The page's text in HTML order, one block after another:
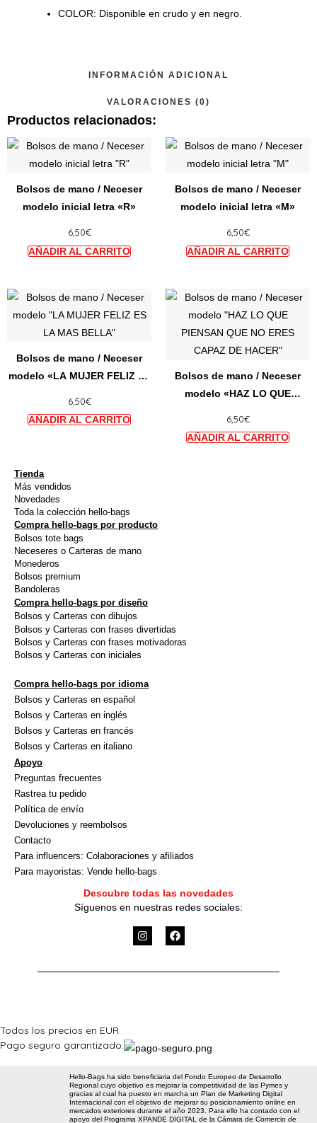
INFORMACIÓN ADICIONAL
VALORACIONES (0)
COLOR: Disponible en crudo y en negro.
Productos relacionados:
Bolsos de mano / Neceser
modelo inicial letra «R»
6,50€
Este
opciones
elegir
en
página
de
Bolsos de mano / Neceser
modelo inicial letra «M»
6,50€
Este
elegir
la
de
Bolsos de mano / Neceser
modelo «LA MUJER FELIZ ES
6,50€
Este
producto
de
Bolsos de mano / Neceser
modelo «HAZ LO QUE
6,50€
Este
tiene
Tienda
Más vendidos
Novedades
Toda la colección hello-bags
Compra hello-bags por producto
Bolsos tote bags
Neceseres o Carteras de mano
Monederos
Bolsos premium
Bandoleras
Compra hello-bags por diseño
Bolsos y Carteras con dibujos
Bolsos y Carteras con frases divertidas
Bolsos y Carteras con frases motivadoras
Bolsos y Carteras con iniciales
Compra hello-bags por idioma
Bolsos y Carteras en español
Bolsos y Carteras en inglés
Bolsos y Carteras en francés
Bolsos y Carteras en italiano
Apoyo
Preguntas frecuentes
Rastrea tu pedido
Política de envío
Devoluciones y reembolsos
Contacto
Para influencers: Colaboraciones y afiliados
Para mayoristas: Vende hello-bags
Descubre todas las novedades
Síguenos en nuestras redes sociales:
I
n
a
F
a
b
Todos los precios en EUR
Pago seguro garantizado:
Hello-Bags ha sido beneficiaria del Fondo Europeo de Desarrollo
Regional cuyo objetivo es mejorar la competitividad de las Pymes y
gracias al cual ha puesto en marcha un Plan de Marketing Digital
Internacional con el objetivo de mejorar su posicionamiento online en
mercados exteriores durante el año 2023. Para ello ha contado con el
apoyo del Programa XPANDE DIGITAL de la Cámara de Comercio de